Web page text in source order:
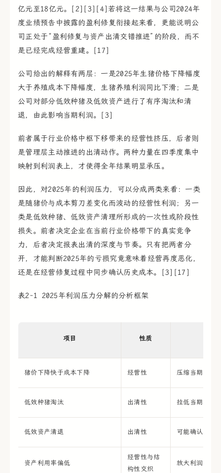
亿元至18亿元。[2][3][4]若将这一结果与公司2024年
度业绩预告中披露的盈利修复衔接起来看，更能说明公
司正处于“盈利修复与资产出清交错推进”的阶段，而不
是已经完成经营重建。[17]
公司给出的解释有两层：一是2025年生猪价格下降幅度
大于养殖成本下降幅度，生猪养殖利润同比下滑；二是
公司对部分低效种猪及低效资产进行了有序淘汰和清
退，由此影响当期利润。[3]
前者属于行业价格中枢下移带来的经营性挤压，后者则
是管理层主动推进的出清动作。两种力量在四季度集中
映射到利润表上，才使得全年结果明显承压。
因此，对2025年的利润压力，可以分成两类来看：一类
是随猪价与成本剪刀差变化而波动的经营性利润；另一
类是低效种猪、低效资产清理所形成的一次性或阶段性
损失。前者决定企业在当前行业价格带下的真实竞争
力，后者决定报表出清的深度与节奏。只有把两者分
开，才能判断2025年的亏损究竟意味着经营再度恶化，
还是在经营修复过程中同步确认历史成本。[3][17]
表2-1 2025年利润压力分解的分析框架
项目 性质
猪价下降快于成本下降 经营性 压缩当期养殖
低效种猪淘汰 出清性 拉低当期利润
低效资产清退 出清性 可能确认减值
资产利用率偏低
经营性与结
构性交织
放大利润波动